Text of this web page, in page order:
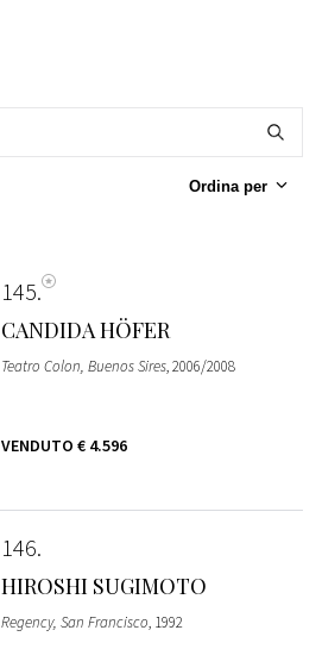
Ordina per
145
CANDIDA HÖFER
Teatro Colon, Buenos Sires, 2006/2008
VENDUTO € 4.596
146
HIROSHI SUGIMOTO
Regency, San Francisco, 1992